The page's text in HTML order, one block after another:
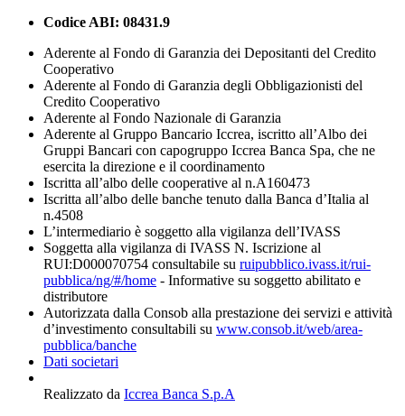
Codice ABI: 08431.9
Aderente al Fondo di Garanzia dei Depositanti del Credito
Cooperativo
Aderente al Fondo di Garanzia degli Obbligazionisti del
Credito Cooperativo
Aderente al Fondo Nazionale di Garanzia
Aderente al Gruppo Bancario Iccrea, iscritto all’Albo dei
Gruppi Bancari con capogruppo Iccrea Banca Spa, che ne
esercita la direzione e il coordinamento
Iscritta all’albo delle cooperative al n.A160473
Iscritta all’albo delle banche tenuto dalla Banca d’Italia al
n.4508
L’intermediario è soggetto alla vigilanza dell’IVASS
Soggetta alla vigilanza di IVASS N. Iscrizione al
RUI:D000070754 consultabile su ruipubblico.ivass.it/rui-
pubblica/ng/#/home - Informative su soggetto abilitato e
distributore
Autorizzata dalla Consob alla prestazione dei servizi e attività
d’investimento consultabili su www.consob.it/web/area-
pubblica/banche
Dati societari
Realizzato da Iccrea Banca S.p.A